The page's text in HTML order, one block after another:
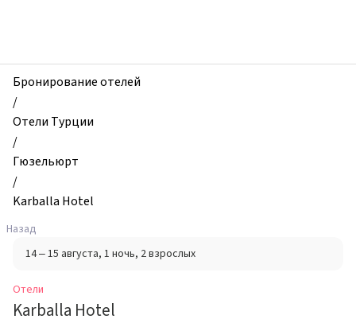
Karballa
Hotel,
Гюзельюрт,
Турция
Бронирование отелей
/
Отели Турции
/
Гюзельюрт
/
Karballa Hotel
Назад
14 – 15 августа, 1 ночь, 2 взрослых
Отели
Karballa Hotel